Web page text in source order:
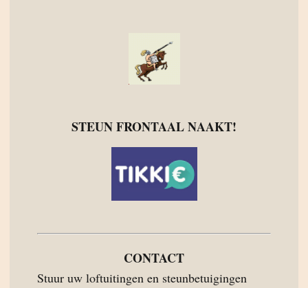
STEUN FRONTAAL NAAKT!
CONTACT
Stuur uw loftuitingen en steunbetuigingen